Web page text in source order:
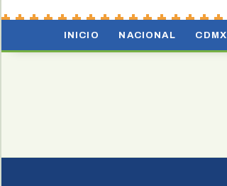
INICIO NACIONAL CDMX